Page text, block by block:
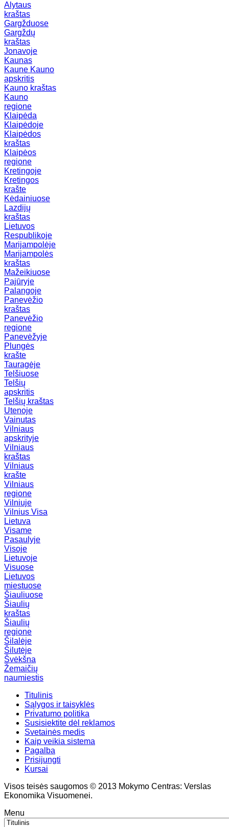
Alytaus
kraštas
Gargžduose
Gargždų
kraštas
Jonavoje
Kaunas
Kaune Kauno
apskritis
Kauno kraštas
Kauno
regione
Klaipėda
Klaipėdoje
Klaipėdos
kraštas
Klaipėos
regione
Kretingoje
Kretingos
krašte
Kėdainiuose
Lazdijų
kraštas
Lietuvos
Respublikoje
Marijampolėje
Marijampolės
kraštas
Mažeikiuose
Pajūryje
Palangoje
Panevėžio
kraštas
Panevėžio
regione
Panevėžyje
Plungės
krašte
Tauragėje
Telšiuose
Telšių
apskritis
Telšių kraštas
Utenoje
Vainutas
Vilniaus
apskrityje
Vilniaus
kraštas
Vilniaus
krašte
Vilniaus
regione
Vilniuje
Vilnius Visa
Lietuva
Visame
Pasaulyje
Visoje
Lietuvoje
Visuose
Lietuvos
miestuose
Šiauliuose
Šiaulių
kraštas
Šiaulių
regione
Šilalėje
Šilutėje
Švėkšna
Žemaičių
naumiestis
Titulinis
Sąlygos ir taisyklės
Privatumo politika
Susisiektite dėl reklamos
Svetainės medis
Kaip veikia sistema
Pagalba
Prisijungti
Kursai
Visos teisės saugomos © 2013 Mokymo Centras: Verslas
Ekonomika Visuomenei.
Menu